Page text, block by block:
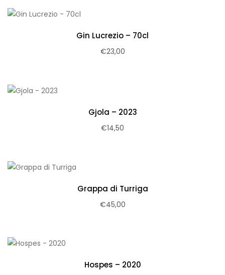
Gin Lucrezio – 70cl
€23,00
Gjola – 2023
€14,50
Grappa di Turriga
€45,00
Hospes – 2020